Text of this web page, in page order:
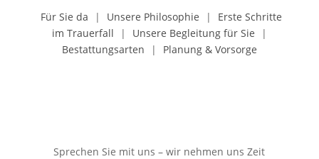
Für Sie da | Unsere Philosophie |
Erste Schritte
im Trauerfall
| Unsere Begleitung für Sie
|
Bestattungsarten
| Planung & Vorsorge
Sprechen Sie mit uns – wir nehmen uns Zeit